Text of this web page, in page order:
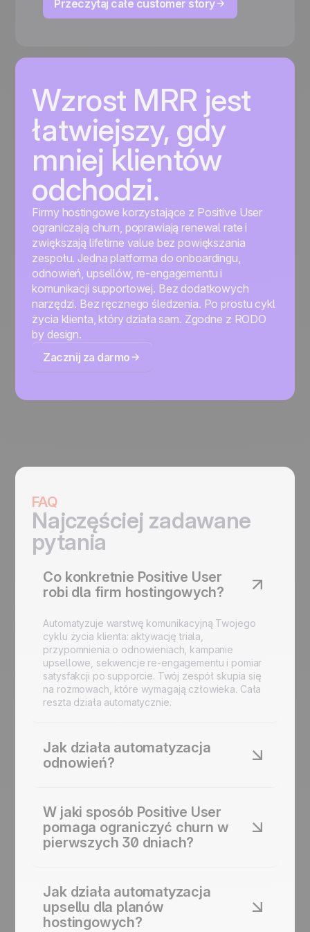
Przeczytaj całe customer story
Wzrost MRR jest
łatwiejszy, gdy
mniej klientów
odchodzi.
Firmy hostingowe korzystające z Positive User
ograniczają churn, poprawiają renewal rate i
zwiększają lifetime value bez powiększania
zespołu. Jedna platforma do onboardingu,
odnowień, upsellów, re-engagementu i
komunikacji supportowej. Bez dodatkowych
narzędzi. Bez ręcznego śledzenia. Po prostu cykl
życia klienta, który działa sam. Zgodne z RODO
by design.
Zacznij za darmo
FAQ
Najczęściej zadawane
pytania
Co konkretnie Positive User
robi dla firm hostingowych?
Automatyzuje warstwę komunikacyjną Twojego
cyklu życia klienta: aktywację triala,
przypomnienia o odnowieniach, kampanie
upsellowe, sekwencje re-engagementu i pomiar
satysfakcji po supporcie. Twój zespół skupia się
na rozmowach, które wymagają człowieka. Cała
reszta działa automatycznie.
Jak działa automatyzacja
odnowień?
identyfikuje klientów zbliżających się do daty
odnowienia i wysyła zaplanowaną sekwencję
przypomnień e-mailem i SMS-em. Jeśli plan
wygaśnie bez odnowienia, Twój zespół
każdego klienta.
W jaki sposób Positive User
pomaga ograniczyć churn w
pierwszych 30 dniach?
zanim klient odpowiednio skonfiguruje swoje
konto. Automatyzacja onboardingu w Positive
User prowadzi nowych użytkowników przez
aktywację krok po kroku, od momentu rejestracji.
Jak działa automatyzacja
upsellu dla planów
hostingowych?